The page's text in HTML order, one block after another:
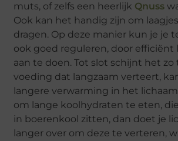
muts, of zelfs een heerlijk Qnuss
Ook kan het handig zijn om
dragen. Op deze manier kun je je
ook goed reguleren, door efficiënt
aan te doen. Tot slot schijnt het zo
voeding dat langzaam verteert,
langere verwarming in het
om lange koolhydraten te eten,
in boerenkool zitten, dan doet je
langer over om deze te verteren,